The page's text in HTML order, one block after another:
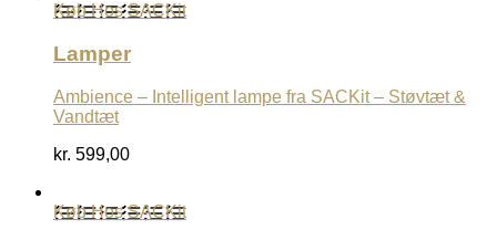
Køb Hos SACKit
Lamper
Ambience – Intelligent lampe fra SACKit – Støvtæt &
Vandtæt
kr. 599,00
Køb Hos SACKit